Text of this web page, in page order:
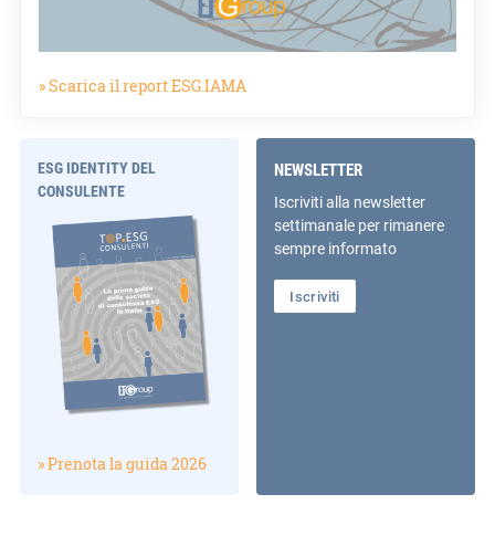
» Scarica il report ESG.IAMA
ESG IDENTITY DEL
CONSULENTE
» Prenota la guida 2026
NEWSLETTER
Iscriviti alla newsletter
settimanale per rimanere
sempre informato
Iscriviti